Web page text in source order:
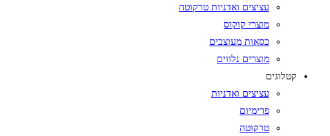
עציצים ואדניות טרקוטה
מוצרי קוקוס
כסאות מעוצבים
מוצרים נלווים
קטלוגים
עציצים ואדניות
פרימיום
טרקוטה